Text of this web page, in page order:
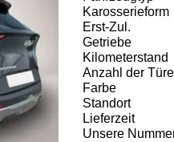
Karosserieform
Erst-Zul.
Getriebe
Kilometerstand
Anzahl der
Farbe
Standort
Lieferzeit
Unsere